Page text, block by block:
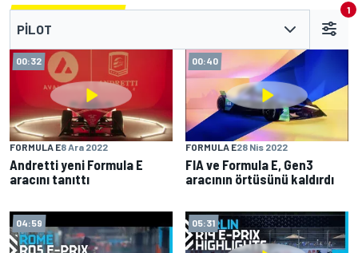
PILOT
1
00:32
FORMULA E8 Ara 2022
Andretti yeni Formula E
aracını tanıttı
00:40
FORMULA E28 Nis 2022
FIA ve Formula E, Gen3
aracının örtüsünü kaldırdı
04:59 05:31